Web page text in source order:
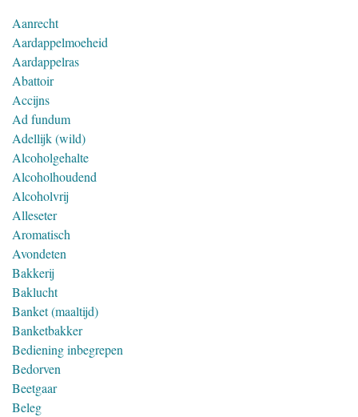
Aanrecht
Aardappelmoeheid
Aardappelras
Abattoir
Accijns
Ad fundum
Adellijk (wild)
Alcoholgehalte
Alcoholhoudend
Alcoholvrij
Alleseter
Aromatisch
Avondeten
Bakkerij
Baklucht
Banket (maaltijd)
Banketbakker
Bediening inbegrepen
Bedorven
Beetgaar
Beleg